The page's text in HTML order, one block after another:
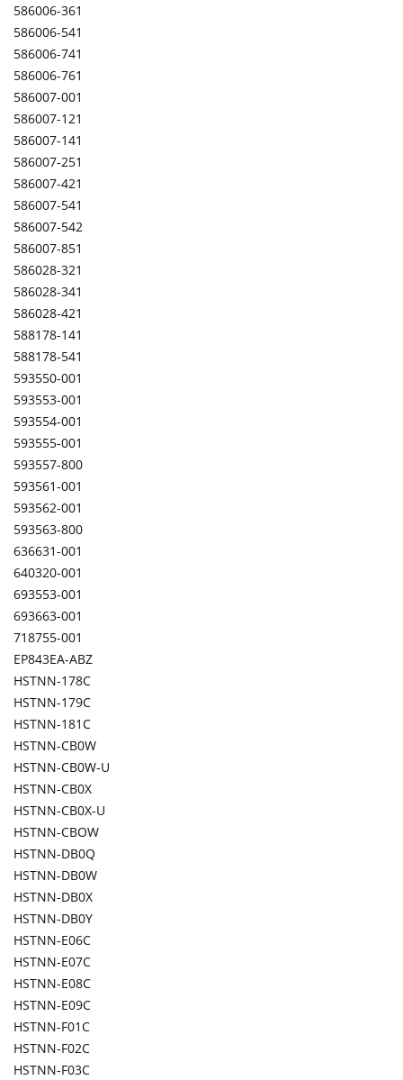
586006-361
586006-541
586006-741
586006-761
586007-001
586007-121
586007-141
586007-251
586007-421
586007-541
586007-542
586007-851
586028-321
586028-341
586028-421
588178-141
588178-541
593550-001
593553-001
593554-001
593555-001
593557-800
593561-001
593562-001
593563-800
636631-001
640320-001
693553-001
693663-001
718755-001
EP843EA-ABZ
HSTNN-178C
HSTNN-179C
HSTNN-181C
HSTNN-CB0W
HSTNN-CB0W-U
HSTNN-CB0X
HSTNN-CB0X-U
HSTNN-CBOW
HSTNN-DB0Q
HSTNN-DB0W
HSTNN-DB0X
HSTNN-DB0Y
HSTNN-E06C
HSTNN-E07C
HSTNN-E08C
HSTNN-E09C
HSTNN-F01C
HSTNN-F02C
HSTNN-F03C